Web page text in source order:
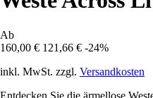
Ab
160,00 € 121,66 € -24%
inkl. MwSt. zzgl. Versandkosten
Entdecken Sie die ärmellose